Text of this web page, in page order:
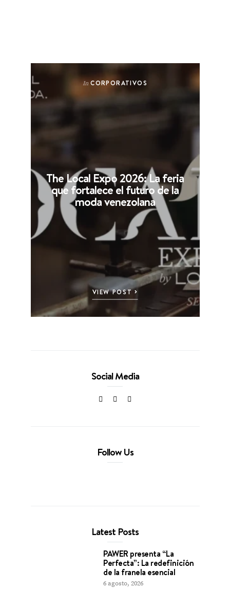
In CORPORATIVOS
The Local Expo 2026: La feria
que fortalece el futuro de la
moda venezolana
VIEW POST
Social Media
Follow Us
Latest Posts
PAWER presenta “La
Perfecta”: La redefinición
de la franela esencial
6 agosto, 2026